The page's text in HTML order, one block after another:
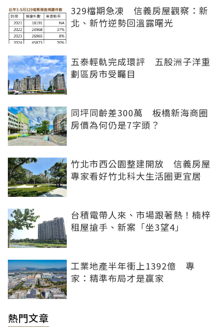
329檔期急凍 信義房屋觀察：新
北、新竹逆勢回溫露曙光
五泰輕軌完成環評 五股洲子洋重
劃區房市受矚目
同坪同齡差300萬 板橋新海商圈
房價為何仍是7字頭？
竹北市西公園整建開放 信義房屋
專家看好竹北科大生活圈更宜居
台積電帶人來、市場跟著熱！楠梓
租屋搶手、新案「坐3望4」
工業地產半年衝上1392億 專
家：精準布局才是贏家
熱門文章